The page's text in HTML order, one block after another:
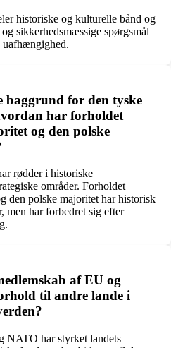
historiske og kulturelle bånd og
sikkerhedsmæssige spørgsmål
uafhængighed.
baggrund for den tyske
har forholdet
og den polske
rødder i historiske
områder. Forholdet
den polske majoritet har historisk
har forbedret sig efter
af EU og
til andre lande i
NATO har styrket landets